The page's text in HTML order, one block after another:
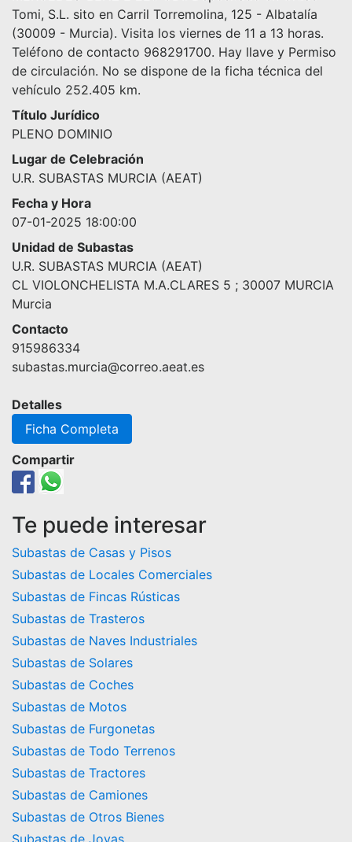
Tomi, S.L. sito en Carril Torremolina, 125 - Albatalía
(30009 - Murcia). Visita los viernes de 11 a 13 horas.
Teléfono de contacto 968291700. Hay llave y Permiso
de circulación. No se dispone de la ficha técnica del
vehículo 252.405 km.
Título Jurídico
PLENO DOMINIO
Lugar de Celebración
U.R. SUBASTAS MURCIA (AEAT)
Fecha y Hora
07-01-2025 18:00:00
Unidad de Subastas
U.R. SUBASTAS MURCIA (AEAT)
CL VIOLONCHELISTA M.A.CLARES 5 ; 30007 MURCIA
Murcia
Contacto
915986334
subastas.murcia@correo.aeat.es
Detalles
Ficha Completa
Compartir
Te puede interesar
Subastas de Casas y Pisos
Subastas de Locales Comerciales
Subastas de Fincas Rústicas
Subastas de Trasteros
Subastas de Naves Industriales
Subastas de Solares
Subastas de Coches
Subastas de Motos
Subastas de Furgonetas
Subastas de Todo Terrenos
Subastas de Tractores
Subastas de Camiones
Subastas de Otros Bienes